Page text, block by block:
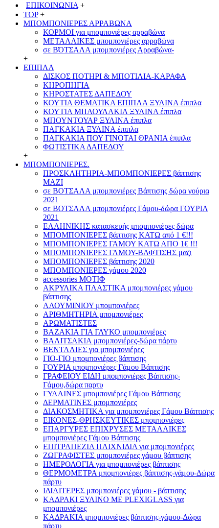
ΕΠΙΚΟΙΝΩΝΙΑ +
TOP +
ΜΠΟΜΠΟΝΙΕΡΕΣ ΑΡΡΑΒΩΝΑ
ΚΟΡΜΟΙ για μπομπονιέρες αρραβώνα
ΜΕΤΑΛΛΙΚΕΣ μπομπονιέρες αρραβώνα
σε ΒΌΤΣΑΛΑ μπομπονιέρες Αρραβώνα-
+
ΕΠΙΠΛΑ
ΔΙΣΚΟΣ ΠΟΤΗΡΙ & ΜΠΟΤΙΛΙΑ-ΚΑΡΑΦΑ
ΚΗΡΟΠΗΓΙΑ
ΚΗΡΟΣΤΑΤΕΣ ΔΑΠΕΔΟΥ
ΚΟΥΤΙΑ ΘΕΜΑΤΙΚΑ ΕΠΙΠΛΑ ΞΥΛΙΝΑ έπιπλα
ΚΟΥΤΙΑ ΜΠΑΟΥΛΑΚΙΑ ΞΥΛΙΝΑ έπιπλα
ΜΠΟΥΝΤΟΥΑΡ ΞΥΛΙΝΑ έπιπλα
ΠΑΓΚΑΚΙΑ ΞΥΛΙΝΑ έπιπλα
ΠΑΓΚΑΚΙΑ ΠΟΥ ΓΙΝΟΤΑΙ ΘΡΑΝΙΑ έπιπλα
ΦΩΤΙΣΤΙΚΑ ΔΑΠΕΔΟΥ
+
ΜΠΟΜΠΟΝΙΕΡΕΣ.
ΠΡΟΣΚΛΗΤΗΡΙΑ-ΜΠΟΜΠΟΝΙΕΡΕΣ βάπτισης
ΜΑΖΙ
σε ΒΟΤΣΑΛΑ μπομπονιέρες Βάπτισης δώρα γούρια
2021
σε ΒΟΤΣΑΛΑ μπομπονιέρες Γάμου-δώρα ΓΟΥΡΙΑ
2021
ΕΛΛΗΝΙΚΗΣ κατασκευής μπομπονιέρες δώρα
ΜΠΟΜΠΟΝΙΕΡΕΣ βάπτισης ΚΑΤΩ από 1 €!!!
ΜΠΟΜΠΟΝΙΕΡΕΣ ΓΑΜΟΥ ΚΑΤΩ ΑΠΟ 1€ !!!
ΜΠΟΜΠΟΝΙΕΡΕΣ ΓΑΜΟΥ-ΒΑΦΤΙΣΗΣ μαζι
ΜΠΟΜΠΟΝΙΕΡΕΣ βάπτισης 2020
ΜΠΟΜΠΟΝΙΕΡΕΣ γάμου 2020
accessories ΜΟΤΙΦ
ΑΚΡΥΛΙΚΑ ΠΛΑΣΤΙΚΑ μπομπονιέρες γάμου
βάπτισης
ΑΛΟΥΜΙΝΙΟΥ μπομπονιέρες
ΑΡΙΘΜΗΤΗΡΙΑ μπομπονιέρες
ΑΡΩΜΑΤΙΣΤΕΣ
ΒΑΖΑΚΙΑ ΓΙΑ ΓΛΥΚΟ μπομπονιέρες
ΒΑΛΙΤΣΑΚΙΑ μπομπονιέρες-δώρα πάρτυ
ΒΕΝΤΑΛΙΕΣ για μπομπονιέρες
ΓΙΟ-ΓΙΟ μπομπονιέρες βάπτισης
ΓΟΥΡΙΑ μπομπονιέρες Γάμου Βάπτισης
ΓΡΑΦΕΙΟΥ ΕΙΔΗ μπομπονιέρες Βάπτισης-
Γάμου,δώρα παρτυ
ΓΥΑΛΙΝΕΣ μπομπονιέρες Γάμου Βάπτισης
ΔΕΡΜΑΤΙΝΕΣ μπομπονιέρες
ΔΙΑΚΟΣΜΗΤΙΚΑ για μπομπονιέρες Γάμου Βάπτισης
ΕΙΚΟΝΕΣ-ΘΡΗΣΚΕΥΤΙΚΕΣ μπομπονιέρες
ΕΠΑΡΓΥΡΕΣ ΕΠΙΧΡΥΣΕΣ ΜΕΤΑΛΛΙΚΕΣ
μπομπονιέρες Γάμου Βάπτισης
ΕΠΙΤΡΑΠΕΖΙΑ ΠΑΙΧΝΙΔΙΑ για μπομπονιέρες
ΖΩΓΡΑΦΙΣΤΕΣ μπομπονιέρες γάμου βάπτισης
ΗΜΕΡΟΛΟΓΙΑ για μπομπονιέρες βάπτισης
ΘΕΡΜΟΜΕΤΡΑ μπομπονιέρες βάπτισης-γάμου-Δώρα
πάρτυ
ΙΔΙΑΙΤΕΡΕΣ μπομπονιέρες γάμου - βάπτισης
ΚΑΔΡΑΚΙ ΞΥΛΙΝΟ ΜΕ PLEXIGLASS για
μπομπονιέρες
ΚΑΔΡΑΚΙΑ μπομπονιέρες βάπτισης-γάμου-Δώρα
πάρτυ